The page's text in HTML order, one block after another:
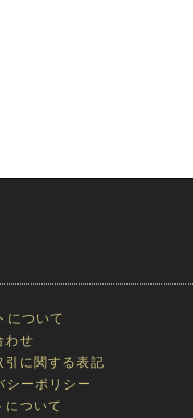
について
わせ
引に関する表記
シーポリシー
について